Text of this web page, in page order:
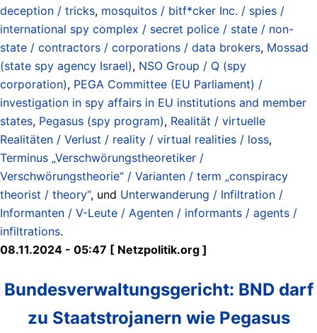
deception / tricks, mosquitos / bitf*cker Inc. / spies /
international spy complex / secret police / state / non-
state / contractors / corporations / data brokers, Mossad
(state spy agency Israel), NSO Group / Q (spy
corporation), PEGA Committee (EU Parliament) /
investigation in spy affairs in EU institutions and member
states, Pegasus (spy program), Realität / virtuelle
Realitäten / Verlust / reality / virtual realities / loss,
Terminus „Verschwörungstheoretiker /
Verschwörungstheorie“ / Varianten / term „conspiracy
theorist / theory“, und Unterwanderung / Infiltration /
Informanten / V-Leute / Agenten / informants / agents /
infiltrations.
08.11.2024 - 05:47 [ Netzpolitik.org ]
Bundesverwaltungsgericht: BND darf
zu Staatstrojanern wie Pegasus